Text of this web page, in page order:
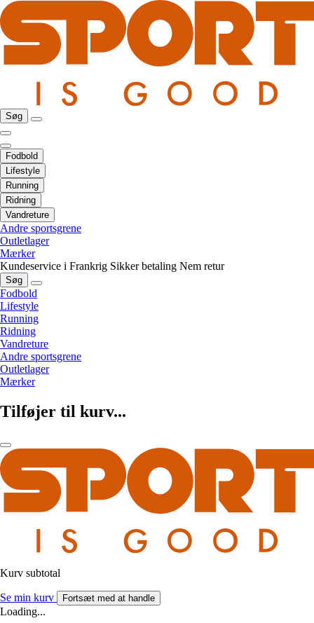
Søg
Fodbold
Lifestyle
Running
Ridning
Vandreture
Andre sportsgrene
Outletlager
Mærker
Kundeservice i Frankrig Sikker betaling Nem retur
Søg
Fodbold
Lifestyle
Running
Ridning
Vandreture
Andre sportsgrene
Outletlager
Mærker
Tilføjer til kurv...
Kurv subtotal
Se min kurv Fortsæt med at handle
Loading...